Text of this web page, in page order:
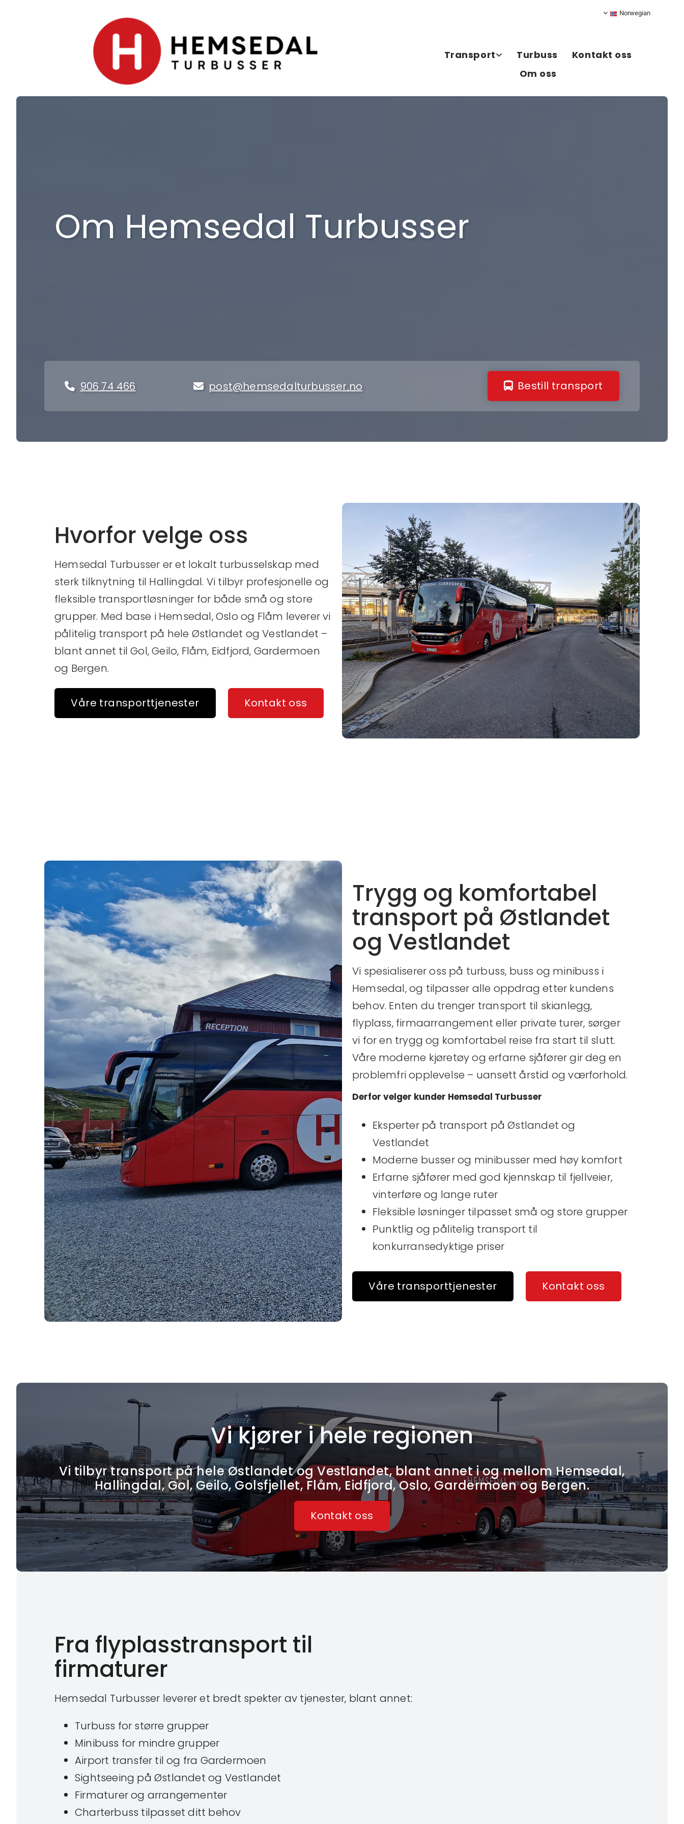
Norwegian
Transport Turbuss
Kontakt oss
Om oss
Om Hemsedal Turbusser
 906 74 466  post@hemsedalturbusser.no Bestill transport
Hvorfor velge oss
Hemsedal Turbusser er et lokalt turbusselskap med
sterk tilknytning til Hallingdal. Vi tilbyr profesjonelle og
fleksible transportløsninger for både små og store
grupper. Med base i Hemsedal, Oslo og Flåm leverer vi
pålitelig transport på hele Østlandet og Vestlandet –
blant annet til Gol, Geilo, Flåm, Eidfjord, Gardermoen
og Bergen.
Våre transporttjenester Kontakt oss
Trygg og komfortabel
transport på Østlandet
og Vestlandet
Vi spesialiserer oss på turbuss, buss og minibuss i
Hemsedal, og tilpasser alle oppdrag etter kundens
behov. Enten du trenger transport til skianlegg,
flyplass, firmaarrangement eller private turer, sørger
vi for en trygg og komfortabel reise fra start til slutt.
Våre moderne kjøretøy og erfarne sjåfører gir deg en
problemfri opplevelse – uansett årstid og værforhold.
Derfor velger kunder Hemsedal Turbusser
Eksperter på transport på Østlandet og
Vestlandet
Moderne busser og minibusser med høy komfort
Erfarne sjåfører med god kjennskap til fjellveier,
vinterføre og lange ruter
Fleksible løsninger tilpasset små og store grupper
Punktlig og pålitelig transport til
konkurransedyktige priser
Våre transporttjenester Kontakt oss
Vi kjører i hele regionen
Vi tilbyr transport på hele Østlandet og Vestlandet, blant annet i og mellom Hemsedal,
Hallingdal, Gol, Geilo, Golsfjellet, Flåm, Eidfjord, Oslo, Gardermoen og Bergen.
Kontakt oss
Fra flyplasstransport til
firmaturer
Hemsedal Turbusser leverer et bredt spekter av tjenester, blant annet:
Turbuss for større grupper
Minibuss for mindre grupper
Airport transfer til og fra Gardermoen
Sightseeing på Østlandet og Vestlandet
Firmaturer og arrangementer
Charterbuss tilpasset ditt behov